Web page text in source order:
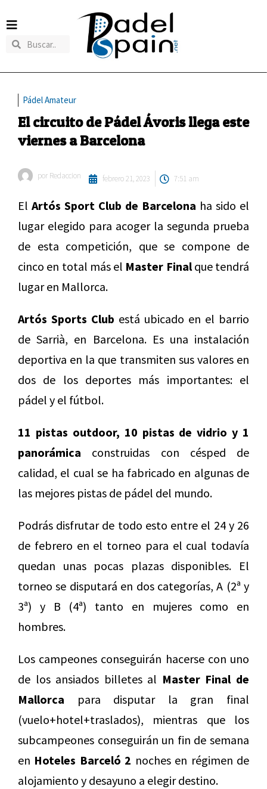
Pádel Amateur
El circuito de Pádel Ávoris llega este
viernes a Barcelona
por Redaccion febrero 21, 2023 7:51 am
El Artós Sport Club de Barcelona ha sido el
lugar elegido para acoger la segunda prueba
de esta competición, que se compone de
cinco en total más el Master Finalque tendrá
lugar en Mallorca.
Artós Sports Club está ubicado en el barrio
de Sarrià, en Barcelona. Es una instalación
deportiva en la que transmiten sus valores en
dos de los deportes más importantes: el
pádel y el fútbol.
11 pistas outdoor, 10 pistas de vidrio y 1
panorámica construidas con césped de
calidad, el cual se ha fabricado en algunas de
las mejores pistas de pádel del mundo.
Podrás disfrutar de todo esto entre el 24 y 26
de febrero en el torneo para el cual todavía
quedan unas pocas plazas disponibles. El
torneo se disputará en dos categorías, A (2ª y
3ª) y B (4ª) tanto en mujeres como en
hombres.
Los campeones conseguirán hacerse con uno
de los ansiados billetes al Master Final de
Mallorca para disputar la gran final
(vuelo+hotel+traslados), mientras que los
subcampeones conseguirán un fin de semana
en Hoteles Barceló 2 noches en régimen de
alojamiento y desayuno a elegir destino.